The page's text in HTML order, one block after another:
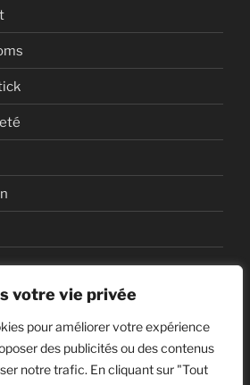
votre vie privée
pour améliorer votre expérience
des publicités ou des contenus
notre trafic. En cliquant sur "Tout